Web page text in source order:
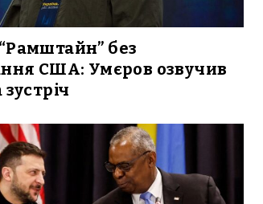
без
США: Умєров озвучив